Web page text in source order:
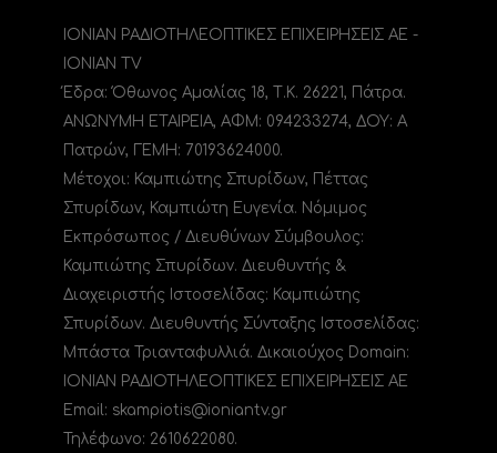
ΙΟΝΙΑΝ ΡΑΔΙΟΤΗΛΕΟΠΤΙΚΕΣ ΕΠΙΧΕΙΡΗΣΕΙΣ ΑΕ -
IONIAN TV
Έδρα: Όθωνος Αμαλίας 18, Τ.Κ. 26221, Πάτρα.
ΑΝΩΝΥΜΗ ΕΤΑΙΡΕΙΑ, ΑΦΜ: 094233274, ΔΟΥ: A
Πατρών, ΓΕΜΗ: 70193624000.
Μέτοχοι: Καμπιώτης Σπυρίδων, Πέττας
Σπυρίδων, Καμπιώτη Ευγενία. Νόμιμος
Εκπρόσωπος / Διευθύνων Σύμβουλος:
Καμπιώτης Σπυρίδων. Διευθυντής &
Διαχειριστής Ιστοσελίδας: Καμπιώτης
Σπυρίδων. Διευθυντής Σύνταξης Ιστοσελίδας:
Μπάστα Τριανταφυλλιά. Δικαιούχος Domain:
ΙΟΝΙΑΝ ΡΑΔΙΟΤΗΛΕΟΠΤΙΚΕΣ ΕΠΙΧΕΙΡΗΣΕΙΣ ΑΕ
Email: skampiotis@ioniantv.gr
Τηλέφωνο: 2610622080.